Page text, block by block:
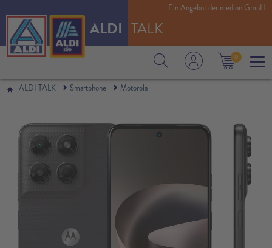
ALDI TALK
0
Ein Angebot der medion GmbH
ALDI TALK Smartphone Motorola